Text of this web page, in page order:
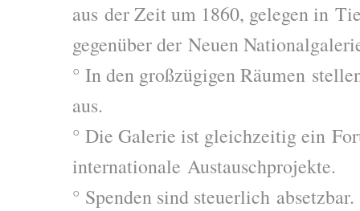
aus der Zeit um 1860, gelegen in
gegenüber der Neuen
° In den großzügigen Räumen
aus.
° Die Galerie ist gleichzeitig ein
internationale Austauschprojekte.
° Spenden sind steuerlich absetzbar.